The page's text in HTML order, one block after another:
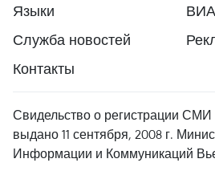
Языки
ВИА
Служба новостей
Контакты
Свидельство о регистрации СМИ
выдано 11 сентября, 2008 г.
Информации и Коммуникаций